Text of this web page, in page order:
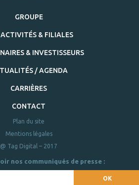
GROUPE
ACTIVITÉS & FILIALES
& INVESTISSEURS
/ AGENDA
CARRIÈRES
CONTACT
Plan du site
Mentions légales
@ Tag Digital – 2017
nos communiqués de presse :